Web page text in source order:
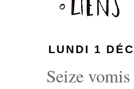
LUNDI 1
Seize